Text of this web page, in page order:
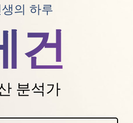
의 하루
건
분석가